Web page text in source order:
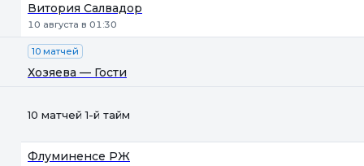
Витория Салвадор
10 августа в 01:30
10 матчей
Хозяева — Гости
10 матчей 1-й тайм
Флуминенсе РЖ